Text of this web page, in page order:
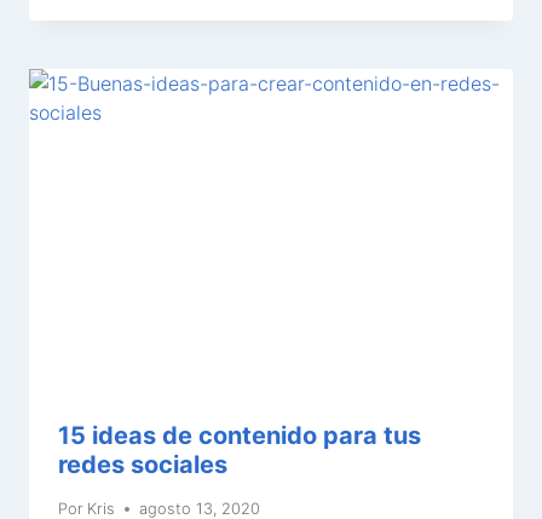
15 ideas de contenido para tus
redes sociales
Por Kris agosto 13, 2020